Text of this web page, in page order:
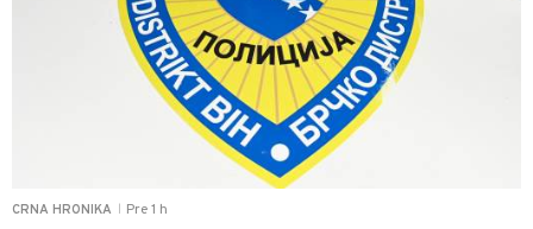
CRNA HRONIKA Pre 1 h